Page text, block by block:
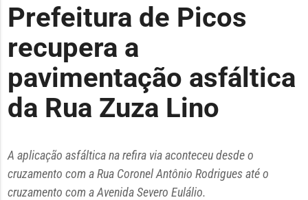
Prefeitura de Picos
recupera a
pavimentação asfáltica
da Rua Zuza Lino
A aplicação asfáltica na refira via aconteceu desde o
cruzamento com a Rua Coronel Antônio Rodrigues até o
cruzamento com a Avenida Severo Eulálio.